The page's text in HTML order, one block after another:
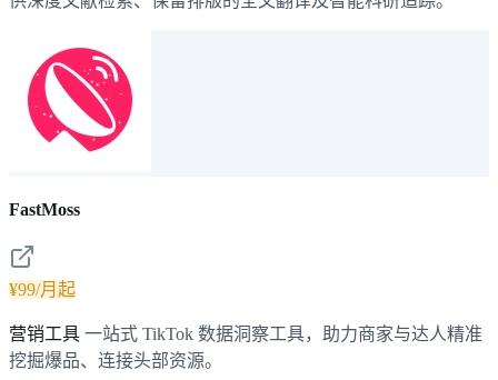
FastMoss
¥99/月起
营销工具 一站式 TikTok 数据洞察工具，助力商家与达人精准
挖掘爆品、连接头部资源。